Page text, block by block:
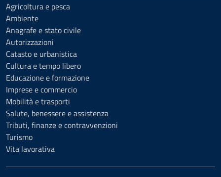
Agricoltura e pesca
Ambiente
Anagrafe e stato civile
Autorizzazioni
Catasto e urbanistica
Cultura e tempo libero
Educazione e formazione
Imprese e commercio
Mobilità e trasporti
Salute, benessere e assistenza
Tributi, finanze e contravvenzioni
Turismo
Vita lavorativa